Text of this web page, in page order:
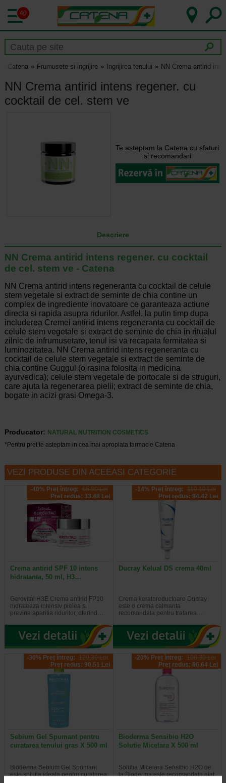
40
Catena Frumusete si ingrijire Ingrijirea tenului NN Crema antirid
NN Crema antirid intens regener. cu
cocktail de cel. stem ve
Te asteptam la Catena cu sfaturi
si recomandari
Descriere
NN Crema antirid intens regener. cu cocktail
de cel. stem ve - Catena
NN Crema antirid intens regeneranta cu cocktail de celule
stem vegetale si extract de seminte de chia contine un
complex de ingrediente inovatoare ce garanteaza actiune
directa si rapida asupra ridurilor. Astfel, la putin timp dupa
includerea Cremei antirid intens regeneranta cu cocktail de
celule stem vegetale si extract de seminte de chia in ritualul
zilnic de infrumusetare, tenul isi va recapata fermitatea si
luminozitatea. NN Crema antirid intens regeneranta cu
cocktail de celule stem vegetale si extract de seminte de
chia contine Guggul (o rasina folosita in medicina
ayurvedica); celule stem vegetale de portocale si de struguri,
care ajuta la regenerarea pielii; extract de seminte de chia,
bogate in acizi grasi Omega-3.
Producator: NATURAL NUTRITION COSMETICS
*Pentru pret te asteptam in cea mai apropiata farmacie Catena
VEZI PRODUSE DIN ACEEASI CATEGORIE
-40% Preț întreg: 55.80 Lei
Preț redus: 33.48 Lei
Crema antirid SPF 10 intens
hidratanta, 50 ml, H3…
Gerovital H3E Crema antirid FP10
hidrateaza intensiv pielea si
previne aparitia ridurilor, oferind…
-14% Preț întreg: 110.10 Lei
Preț redus: 94.42 Lei
Ducray Kelual DS crema 40ml
Crema keratoreductoare Ducray
este o crema calmanta
recomandata pentru tratarea…
-30% Preț întreg: 129,30 Lei
Preț redus: 90.51 Lei
Sebium Gel Spumant pentru
curatarea tenului gras X 500 ml
Bioderma Sebium Gel Spumant
este solutia ideala pentru curatarea
-20% Preț întreg: 108.30 Lei
Preț redus: 86.64 Lei
Bioderma Sensibio H2O
Solutie Micelara X 500 ml
Solutia Micelara Sensibio H2O de
la Bioderma este recomandata atat